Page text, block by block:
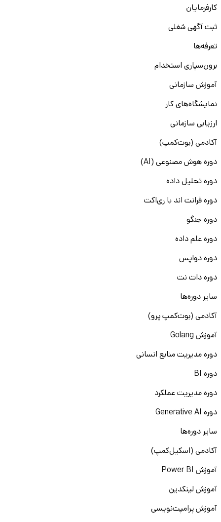
کارفرمایان
ثبت آگهی شغلی
تعرفه‌ها
برون‌سپاری استخدام
آموزش سازمانی
نمایشگاه‌های کار
ارزیابی سازمانی
آکادمی (بوت‌کمپ)
دوره هوش مصنوعی (AI)
دوره تحلیل داده
دوره فرانت اند با ری‌اکت
دوره جنگو
دوره علم داده
دوره دواپس
دوره دات نت
سایر دوره‌ها
آکادمی (بوت‌کمپ پرو)
آموزش Golang
دوره مدیریت منابع انسانی
دوره BI
دوره مدیریت عملکرد
دوره Generative AI
سایر دوره‌ها
آکادمی (اسکیل‌کمپ)
آموزش Power BI
آموزش لینکدین
آموزش پرامپت‌نویسی